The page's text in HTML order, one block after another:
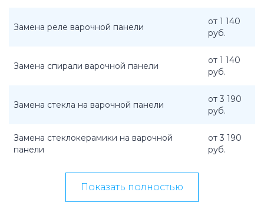
Замена реле варочной панели
от 1 140
руб.
Замена спирали варочной панели
от 1 140
руб.
Замена стекла на варочной панели
от 3 190
руб.
Замена стеклокерамики на варочной
панели
от 3 190
руб.
Показать полностью